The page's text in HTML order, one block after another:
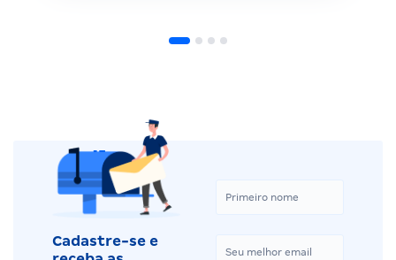
Cadastre-se e